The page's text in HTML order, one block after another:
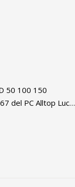
50 100 150
del PC Alltop Luce